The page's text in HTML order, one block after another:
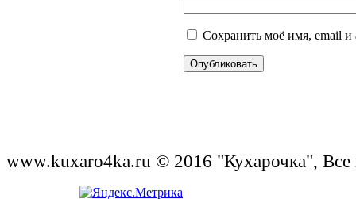
Сохранить моё имя, email и
www.kuxaro4ka.ru © 2016 "Кухарочка",